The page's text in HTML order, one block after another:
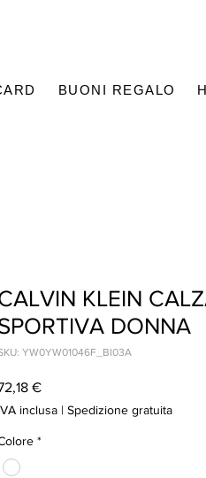
BUONI REGALO
KLEIN
DONNA
YW0YW01046F_BI03A
€Prezzo
inclusa | Spedizione gratuita
*